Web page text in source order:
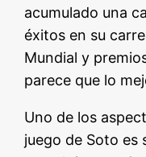
acumulado una
éxitos en su
Mundial y
parece que lo
Uno de los
juego de Soto es